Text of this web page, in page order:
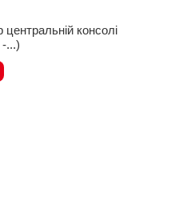
консолі
...)